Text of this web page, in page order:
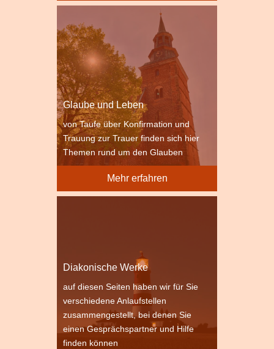
Glaube und Leben
von Taufe über Konfirmation und
Trauung zur Trauer finden sich hier
Themen rund um den Glauben
Mehr erfahren
Diakonische Werke
auf diesen Seiten haben wir für Sie
verschiedene Anlaufstellen
zusammengestellt, bei denen Sie
einen Gesprächspartner und Hilfe
finden können